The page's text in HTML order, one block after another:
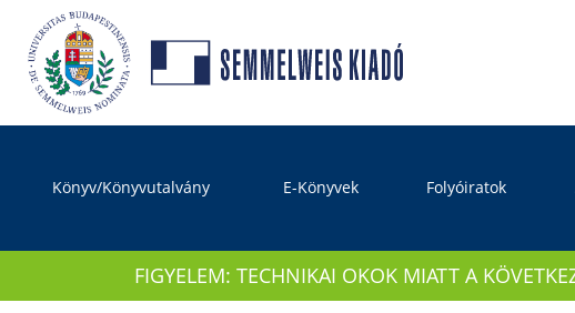
Könyv/Könyvutalvány E-Könyvek Folyóiratok
FIGYELEM: TECHNIKAI OKOK MIATT A